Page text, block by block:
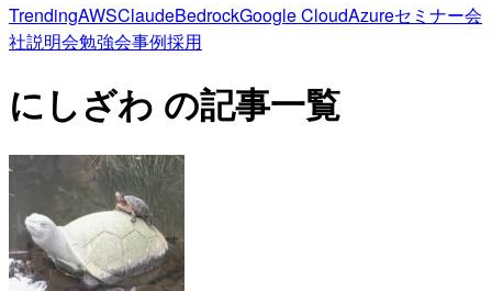
TrendingAWSClaudeBedrockGoogle CloudAzureセミナー会
社説明会勉強会事例採用
にしざわ の記事一覧